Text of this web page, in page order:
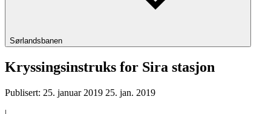
Sørlandsbanen
Kryssingsinstruks for Sira stasjon
Publisert: 25. januar 2019 25. jan. 2019